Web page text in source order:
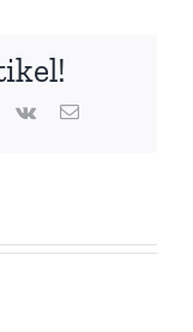
Pinterest
Vk Email